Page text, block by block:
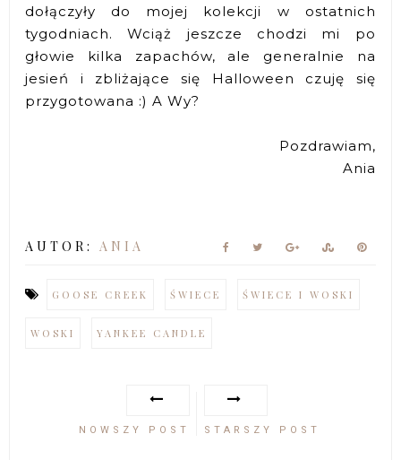
dołączyły do mojej kolekcji w ostatnich
tygodniach. Wciąż jeszcze chodzi mi po
głowie kilka zapachów, ale generalnie na
jesień i zbliżające się Halloween czuję się
przygotowana :) A Wy?
Pozdrawiam,
Ania
AUTOR:ANIA
GOOSE CREEK ŚWIECE ŚWIECE I WOSKI
WOSKI YANKEE CANDLE
NOWSZY POST STARSZY POST